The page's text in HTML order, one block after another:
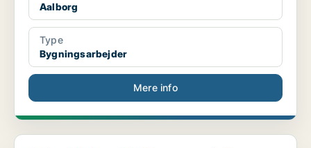
Aalborg
Type
Bygningsarbejder
Mere info
Salgsrådgiver til Volkswagen Aalborg - En del af S...